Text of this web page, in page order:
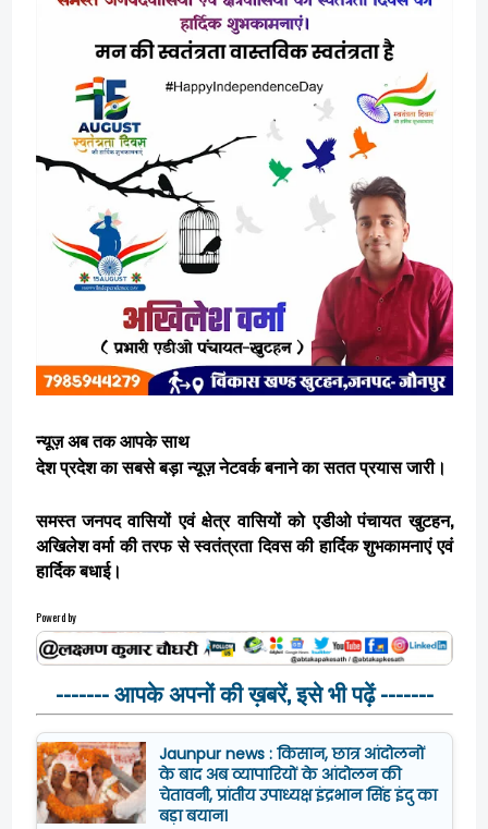
न्यूज़ अब तक आपके साथ
देश प्रदेश का सबसे बड़ा न्यूज़ नेटवर्क बनाने का सतत प्रयास जारी।
समस्त जनपद वासियों एवं क्षेत्र वासियों को एडीओ पंचायत खुटहन,
अखिलेश वर्मा की तरफ से स्वतंत्रता दिवस की हार्दिक शुभकामनाएं एवं
हार्दिक बधाई।
Powerd by
------- आपके अपनों की ख़बरें, इसे भी पढ़ें -------
Jaunpur news : किसान, छात्र आंदोलनों
के बाद अब व्यापारियों के आंदोलन की
चेतावनी, प्रांतीय उपाध्यक्ष इंद्रभान सिंह इंदु का
बड़ा बयान।